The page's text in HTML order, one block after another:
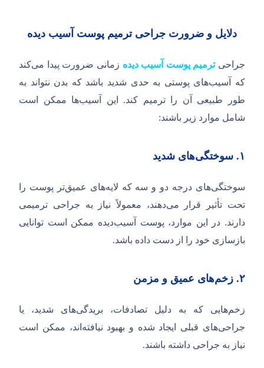
دلایل و ضرورت جراحی ترمیم پوست آسیب دیده
جراحیترمیم پوست آسیب دیده زمانی ضرورت پیدا می‌کند
که آسیب‌های پوستی به حدی شدید باشد که بدن نتواند به
طور طبیعی آن را ترمیم کند. این آسیب‌ها ممکن است
شامل موارد زیر باشند:
۱. سوختگی‌های شدید
سوختگی‌های درجه دو و سه که لایه‌های عمیق‌تر پوست را
تحت تأثیر قرار می‌دهند، معمولاً نیاز به جراحی ترمیمی
دارند. در این موارد، پوست آسیب‌دیده ممکن است توانایی
بازسازی خود را از دست داده باشد.
۲. زخم‌های عمیق و مزمن
زخم‌هایی که به دلیل تصادفات، بریدگی‌های شدید، یا
جراحی‌های قبلی ایجاد شده و بهبود نیافته‌اند، ممکن است
نیاز به جراحی داشته باشند.